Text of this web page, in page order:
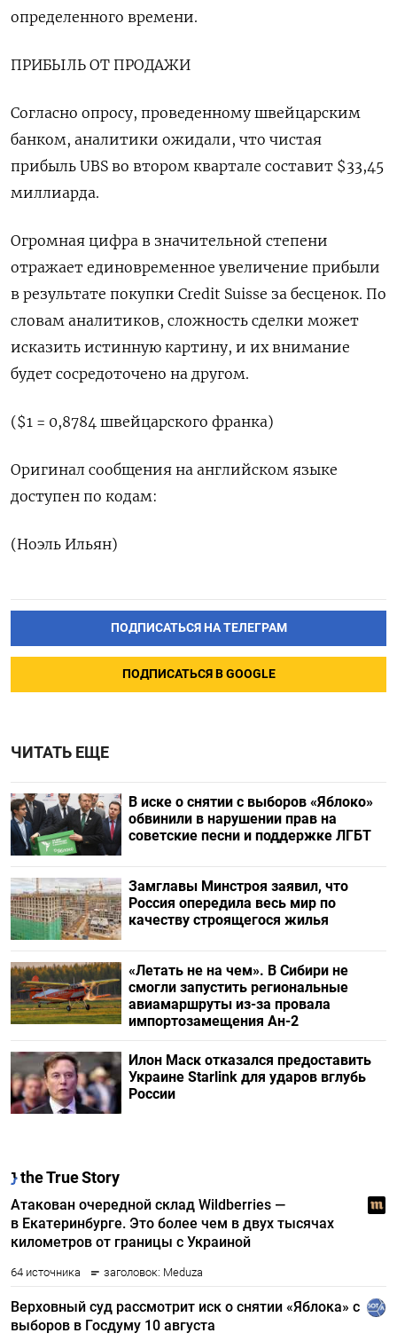
определенного времени.
ПРИБЫЛЬ ОТ ПРОДАЖИ
Согласно опросу, проведенному швейцарским
банком, аналитики ожидали, что чистая
прибыль UBS во втором квартале составит $33,45
миллиарда.
Огромная цифра в значительной степени
отражает единовременное увеличение прибыли
в результате покупки Credit Suisse за бесценок. По
словам аналитиков, сложность сделки может
исказить истинную картину, и их внимание
будет сосредоточено на другом.
($1 = 0,8784 швейцарского франка)
Оригинал сообщения на английском языке
доступен по кодам:
(Ноэль Ильян)
ПОДПИСАТЬСЯ НА ТЕЛЕГРАМ
ПОДПИСАТЬСЯ В GOOGLE
ЧИТАТЬ ЕЩЕ
В иске о снятии с выборов «Яблоко»
обвинили в нарушении прав на
советские песни и поддержке ЛГБТ
Замглавы Минстроя заявил, что
Россия опередила весь мир по
качеству строящегося жилья
«Летать не на чем». В Сибири не
смогли запустить региональные
авиамаршруты из-за провала
импортозамещения Ан-2
Илон Маск отказался предоставить
Украине Starlink для ударов вглубь
России